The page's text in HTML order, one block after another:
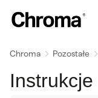
Chroma Pozostałe
Instrukcje